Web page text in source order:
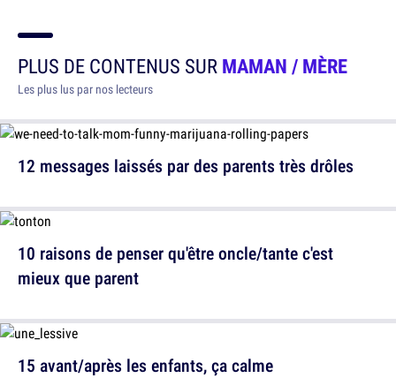
PLUS DE CONTENUS SURMAMAN / MÈRE
Les plus lus par nos lecteurs
12 messages laissés par des parents très drôles
10 raisons de penser qu'être oncle/tante c'est
mieux que parent
15 avant/après les enfants, ça calme